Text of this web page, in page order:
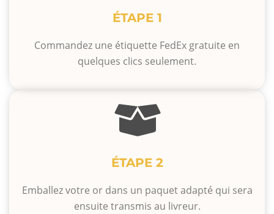
ÉTAPE 1
Commandez une étiquette FedEx gratuite en
quelques clics seulement.
ÉTAPE 2
Emballez votre or dans un paquet adapté qui sera
ensuite transmis au livreur.